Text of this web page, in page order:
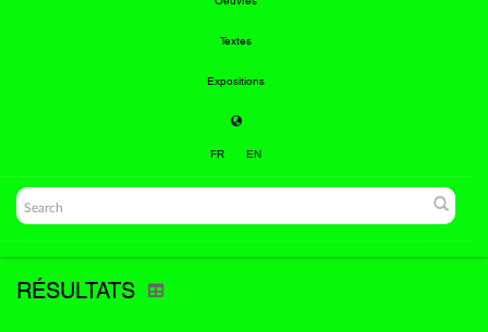
Textes
Expositions
FR EN
RÉSULTATS